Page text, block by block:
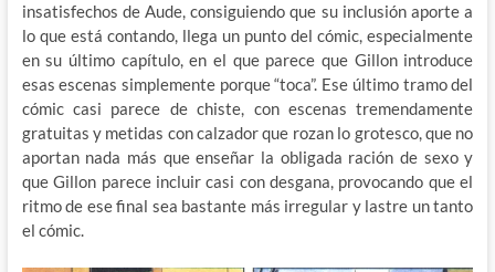
insatisfechos de Aude, consiguiendo que su inclusión aporte a
lo que está contando, llega un punto del cómic, especialmente
en su último capítulo, en el que parece que Gillon introduce
esas escenas simplemente porque “toca”. Ese último tramo del
cómic casi parece de chiste, con escenas tremendamente
gratuitas y metidas con calzador que rozan lo grotesco, que no
aportan nada más que enseñar la obligada ración de sexo y
que Gillon parece incluir casi con desgana, provocando que el
ritmo de ese final sea bastante más irregular y lastre un tanto
el cómic.